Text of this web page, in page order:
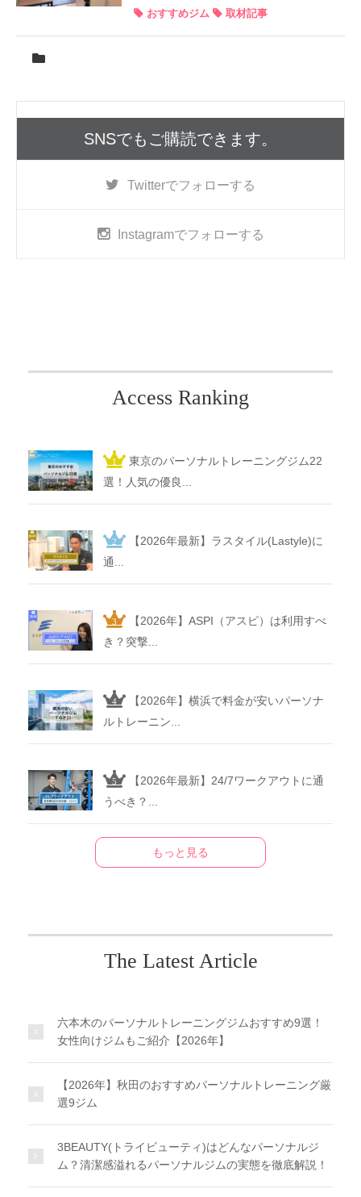
おすすめジム
取材記事
SNSでもご購読できます。
Twitterでフォローする
Instagramでフォローする
Access Ranking
東京のパーソナルトレーニングジム22
選！人気の優良...
【2026年最新】ラスタイル(Lastyle)に
通...
【2026年】ASPI（アスピ）は利用すべ
き？突撃...
【2026年】横浜で料金が安いパーソナ
ルトレーニン...
【2026年最新】24/7ワークアウトに通
うべき？...
もっと見る
The Latest Article
六本木のパーソナルトレーニングジムおすすめ9選！
女性向けジムもご紹介【2026年】
【2026年】秋田のおすすめパーソナルトレーニング厳
選9ジム
3BEAUTY(トライビューティ)はどんなパーソナルジ
ム？清潔感溢れるパーソナルジムの実態を徹底解説！